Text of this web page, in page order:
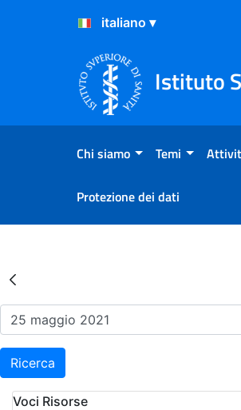
Salta al Contenuto
Salta al Footer
Istituto
Chi siamo Temi
Protezione dei dati
Risultati della
Ricerca
Voci Risorse